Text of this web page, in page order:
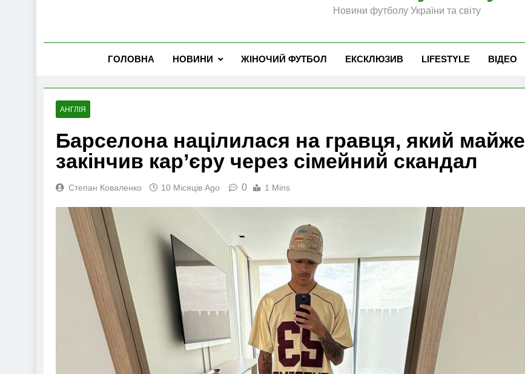
Новини футболу України та світу
ГОЛОВНА НОВИНИ ЖІНОЧИЙ ФУТБОЛ ЕКСКЛЮЗИВ LIFESTYLE ВІДЕО
АНГЛІЯ
Барселона націлилася на гравця, який майже
закінчив кар’єру через сімейний скандал
Степан Коваленко 10 Місяців Ago 0 1 Mins